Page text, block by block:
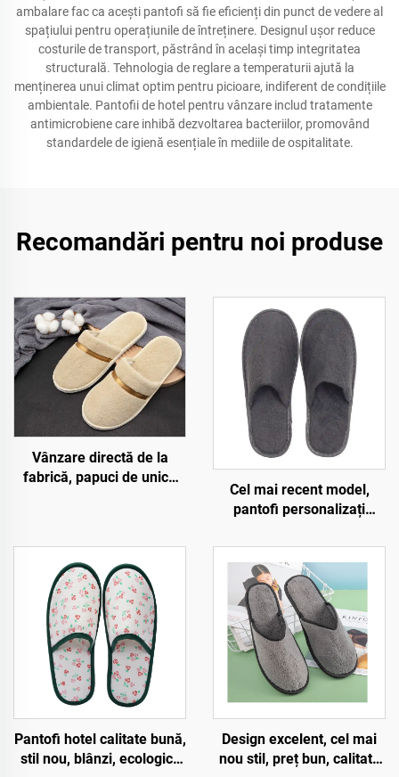
ambalare fac ca acești pantofi să fie eficienți din punct de vedere al
spațiului pentru operațiunile de întreținere. Designul ușor reduce
costurile de transport, păstrând în același timp integritatea
structurală. Tehnologia de reglare a temperaturii ajută la
menținerea unui climat optim pentru picioare, indiferent de condițiile
ambientale. Pantofii de hotel pentru vânzare includ tratamente
antimicrobiene care inhibă dezvoltarea bacteriilor, promovând
standardele de igienă esențiale în mediile de ospitalitate.
Recomandări pentru noi produse
Vânzare directă de la
fabrică, papuci de unică
Cel mai recent model,
pantofi personalizați
pentru spa hotel și linii
aeriene, pentru bărbați și
femei, producător en gros
de papuci ecologici
biodegradabili
Pantofi hotel calitate bună,
stil nou, blânzi, ecologici,
Design excelent, cel mai
nou stil, preț bun, calitate